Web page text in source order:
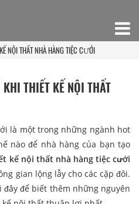
NỘI THẤT NHÀ HÀNG TIỆC CƯỚI
KHI THIẾT KẾ NỘI THẤT
là một trong những ngành hot
nào để nhà hàng của bạn tạo
kế nội thất nhà hàng tiệc cưới
gian lộng lẫy cho các cặp đôi.
để biết thêm những nguyên